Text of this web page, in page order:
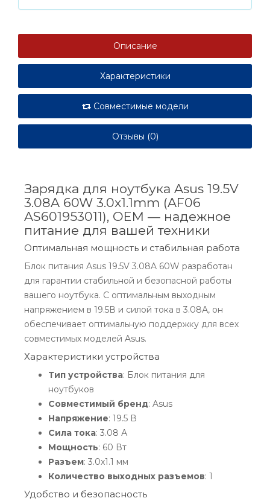
Описание
Характеристики
Совместимые модели
Отзывы (0)
Зарядка для ноутбука Asus 19.5V
3.08A 60W 3.0x1.1mm (AF06
AS601953011), OEM — надежное
питание для вашей техники
Оптимальная мощность и стабильная работа
Блок питания Asus 19.5V 3.08A 60W разработан
для гарантии стабильной и безопасной работы
вашего ноутбука. С оптимальным выходным
напряжением в 19.5В и силой тока в 3.08А, он
обеспечивает оптимальную поддержку для всех
совместимых моделей Asus.
Характеристики устройства
Тип устройства: Блок питания для
ноутбуков
Совместимый бренд: Asus
Напряжение: 19.5 В
Сила тока: 3.08 А
Мощность: 60 Вт
Разъем: 3.0x1.1 мм
Количество выходных разъемов: 1
Удобство и безопасность